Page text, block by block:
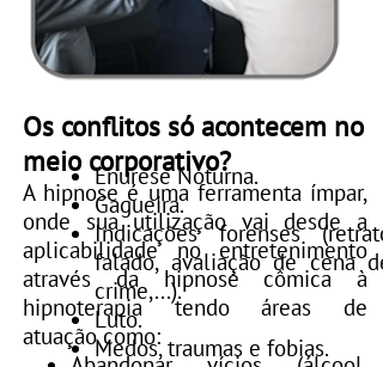
Os conflitos só acontecem no
meio corporativo?
A hipnose é uma ferramenta ímpar,
onde sua utilização vai desde a
aplicabilidade no entretenimento
através da hipnose cômica à
hipnoterapia tendo áreas de
atuação como:
Enurese Noturna.
Gagueira.
Indicações forenses (retrato
falado, avaliação de cena de
crime,...).
Luto.
Medos, traumas e fobias.